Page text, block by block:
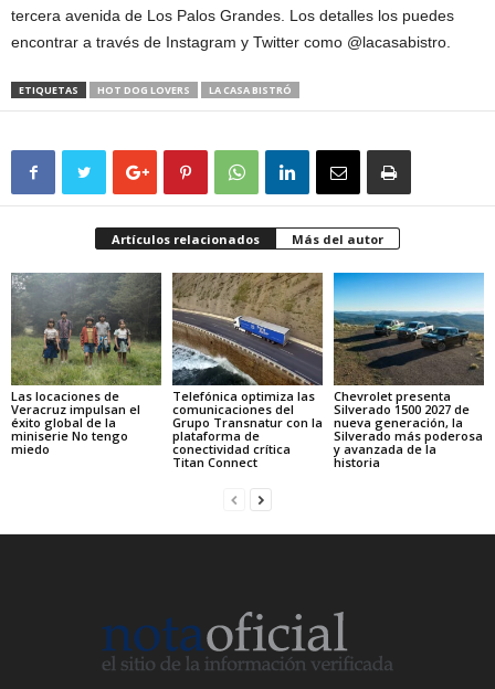
tercera avenida de Los Palos Grandes. Los detalles los puedes
encontrar a través de Instagram y Twitter como @lacasabistro.
ETIQUETAS HOT DOG LOVERS LA CASA BISTRÓ
Artículos relacionados Más del autor
Las locaciones de
Veracruz impulsan el
éxito global de la
miniserie No tengo
miedo
Telefónica optimiza las
comunicaciones del
Grupo Transnatur con la
plataforma de
conectividad crítica
Titan Connect
Chevrolet presenta
Silverado 1500 2027 de
nueva generación, la
Silverado más poderosa
y avanzada de la
historia